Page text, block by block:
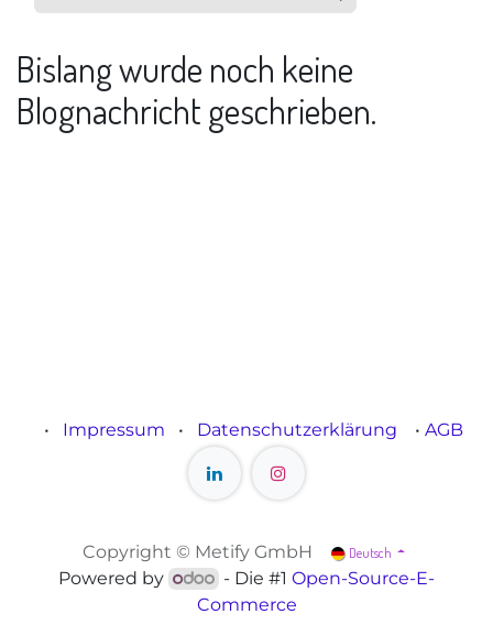
Bislang wurde noch keine
Blognachricht geschrieben.
• Impressum • Datenschutzerklärung • AGB
Copyright © Metify GmbH Deutsch
Powered by - Die #1Open-Source-E-
Commerce